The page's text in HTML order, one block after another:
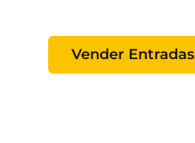
Vender Entradas